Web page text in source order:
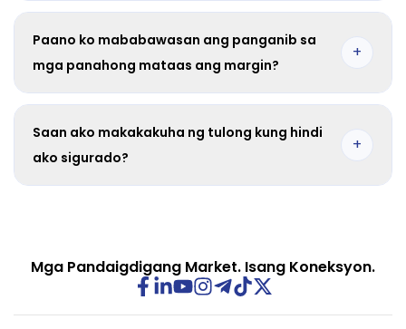
Oo. Maaaring makaapekto ang isang corporate event sa
Paano ko mababawasan ang panganib sa
mga panahong mataas ang margin?
+
Gumamit ng mas maliit na position size, subaybayan ang
pangunahing event.
Saan ako makakakuha ng tulong kung hindi
ako sigurado?
+
Mga Pandaigdigang Market. Isang Koneksyon.